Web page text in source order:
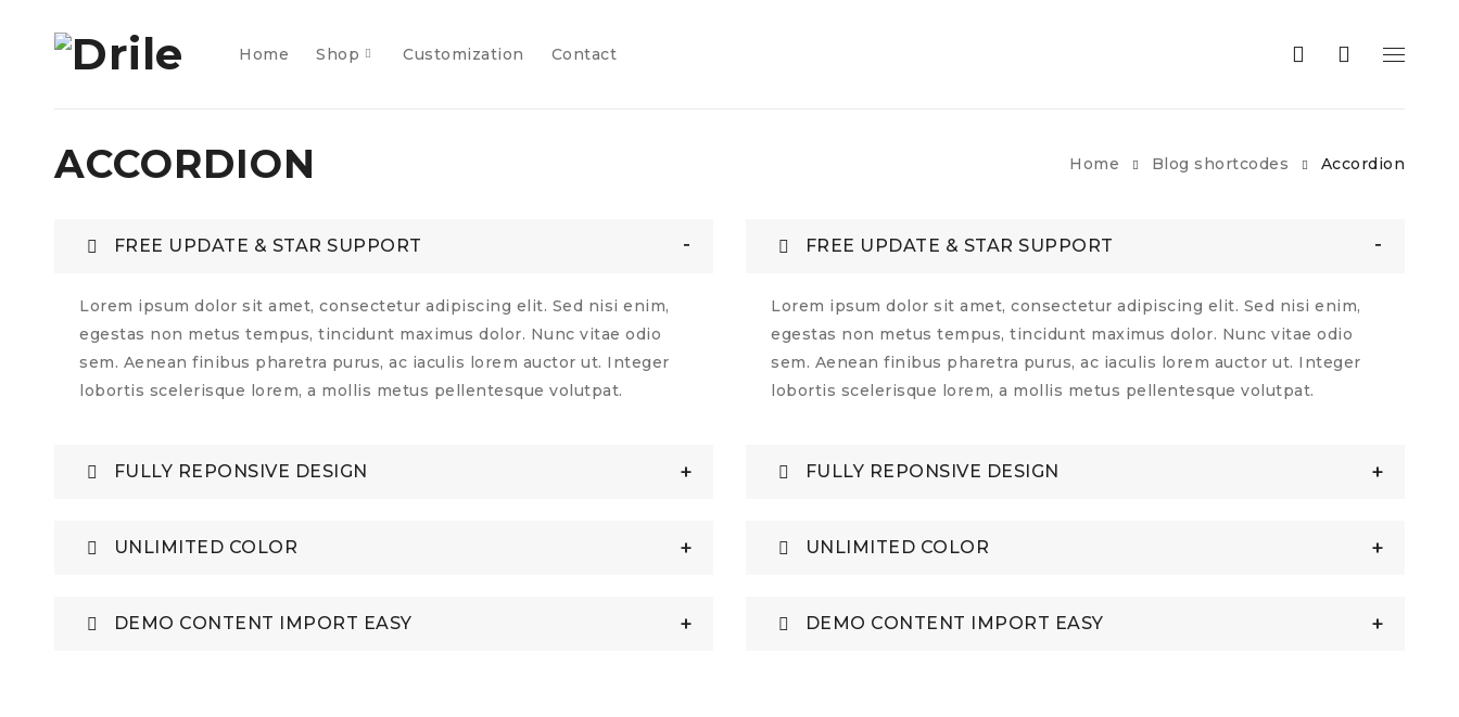
Home Shop Customization Contact
Home Blog shortcodes Accordion
ACCORDION
FREE UPDATE & STAR SUPPORT
Lorem ipsum dolor sit amet, consectetur adipiscing elit. Sed nisi enim,
egestas non metus tempus, tincidunt maximus dolor. Nunc vitae odio
sem. Aenean finibus pharetra purus, ac iaculis lorem auctor ut. Integer
lobortis scelerisque lorem, a mollis metus pellentesque volutpat.
FULLY REPONSIVE DESIGN
UNLIMITED COLOR
DEMO CONTENT IMPORT EASY
FREE UPDATE & STAR SUPPORT
Lorem ipsum dolor sit amet, consectetur adipiscing elit. Sed nisi enim,
egestas non metus tempus, tincidunt maximus dolor. Nunc vitae odio
sem. Aenean finibus pharetra purus, ac iaculis lorem auctor ut. Integer
lobortis scelerisque lorem, a mollis metus pellentesque volutpat.
FULLY REPONSIVE DESIGN
UNLIMITED COLOR
DEMO CONTENT IMPORT EASY